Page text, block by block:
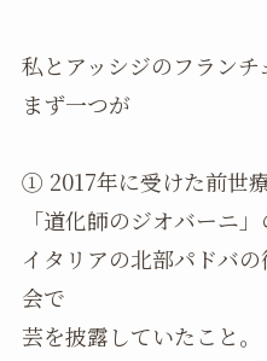
私とアッシジのフランチ
まず一つが
① 2017年に受けた前世
「道化師のジオバーニ
イタリアの北部パドバ
会で
芸を披露していたこと。